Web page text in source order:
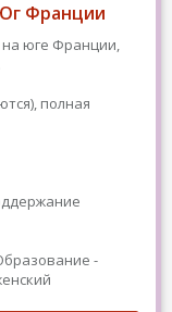
Франции
юге Франции,
полная
-